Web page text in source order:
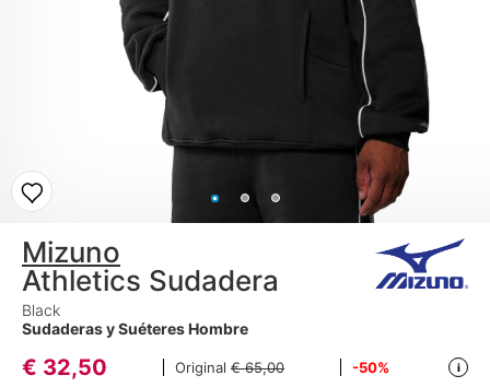
Mizuno
Athletics Sudadera
Black
Sudaderas y Suéteres Hombre
€ 32,50 Original € 65,00 -50% i